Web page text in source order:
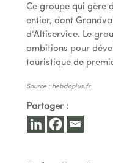
Ce groupe qui gère
entier, dont
d’Altiservice. Le
ambitions pour
touristique de
Source : hebdoplus.fr
Partager :